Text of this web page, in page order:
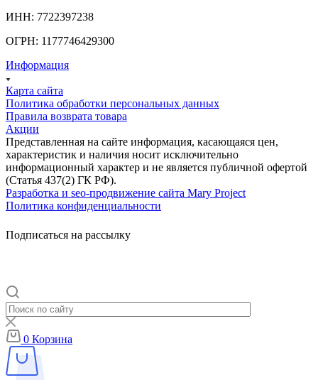
ИНН: 7722397238
ОГРН: 1177746429300
Информация
Карта сайта
Политика обработки персональных данных
Правила возврата товара
Акции
Представленная на сайте информация, касающаяся цен,
характеристик и наличия носит исключительно
информационный характер и не является публичной офертой
(Статья 437(2) ГК РФ).
Разработка и seo-продвижение сайта Mary Project
Политика конфиденциальности
Подписаться на рассылку
0 Корзина